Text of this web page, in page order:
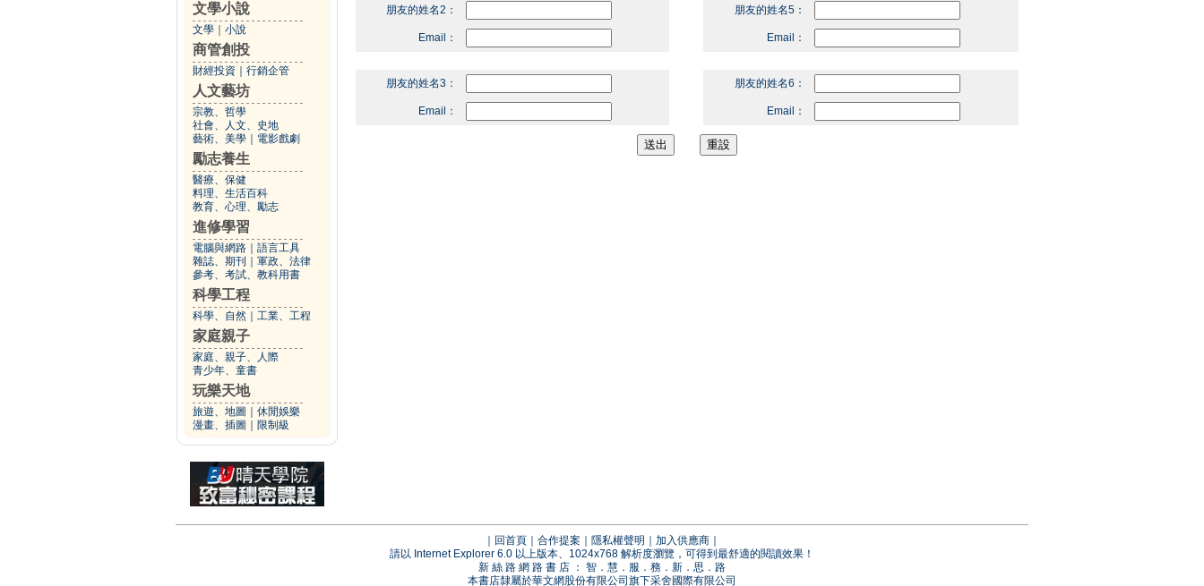
文學小說
文學 小說
商管創投
財經投資 行銷企管
人文藝坊
宗教、哲學
社會、人文、史地
藝術、美學
電影戲劇
勵志養生
醫療、保健
料理、生活百科
教育、心理、勵志
進修學習
電腦與網路
語言工具
雜誌、期刊
軍政、法律
參考、考試、教科用書
科學工程
科學、自然 工業、工程
家庭親子
家庭、親子、人際
青少年、童書
玩樂天地
旅遊、地圖
休閒娛樂
漫畫、插圖
限制級
朋友的姓名2：
Email：
朋友的姓名5：
Email：
朋友的姓名3：
Email：
朋友的姓名6：
Email：
回首頁 合作提案 隱私權聲明 加入供應商
請以 Internet Explorer 6.0 以上版本、1024x768 解析度瀏覽，可得到最舒適的閱讀效果！
新 絲 路 網 路 書 店 ： 智．慧．服．務．新．思．路
本書店隸屬於華文網股份有限公司旗下采舍國際有限公司